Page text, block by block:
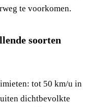
te voorkomen.
soorten
tot 50 km/u in
dichtbevolkte